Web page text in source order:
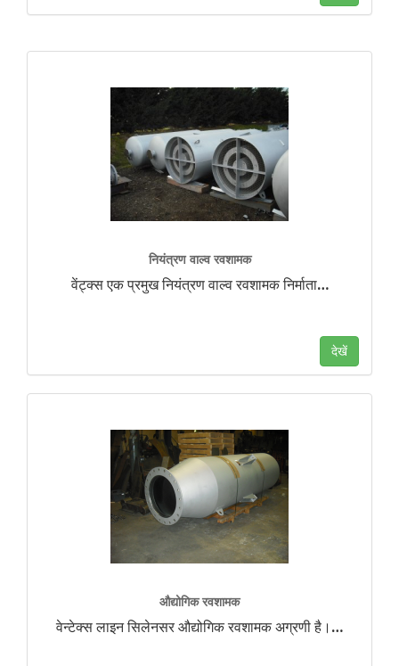
नियंत्रण वाल्व रवशामक
वेंट्क्स एक प्रमुख नियंत्रण वाल्व रवशामक निर्माता…
देखें
औद्योगिक रवशामक
वेन्टेक्स लाइन सिलेनसर औद्योगिक रवशामक अग्रणी है। …